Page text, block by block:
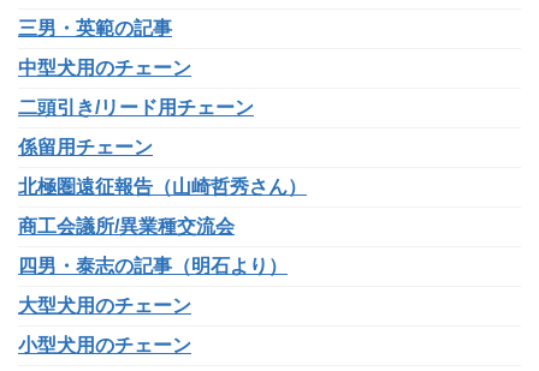
三男・英範の記事
中型犬用のチェーン
二頭引き/リード用チェーン
係留用チェーン
北極圏遠征報告（山崎哲秀さん）
商工会議所/異業種交流会
四男・泰志の記事（明石より）
大型犬用のチェーン
小型犬用のチェーン